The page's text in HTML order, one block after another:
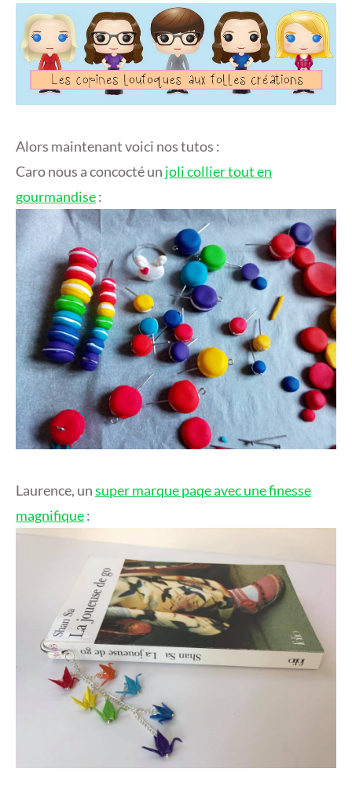
Alors maintenant voici nos tutos :
Caro nous a concocté un joli collier tout en
gourmandise:
Laurence, unsuper marque paqe avec une finesse
magnifique: